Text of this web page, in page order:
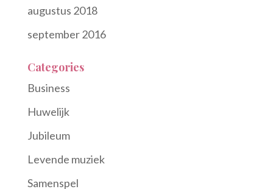
augustus 2018
september 2016
Categories
Business
Huwelijk
Jubileum
Levende muziek
Samenspel